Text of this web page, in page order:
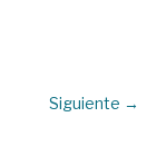
Siguiente →